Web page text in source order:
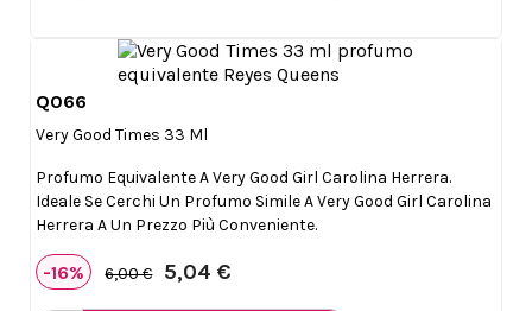
Q066
Very Good Times 33 Ml
Profumo Equivalente A Very Good Girl Carolina Herrera.
Ideale Se Cerchi Un Profumo Simile A Very Good Girl Carolina
Herrera A Un Prezzo Più Conveniente.
-16% 6,00 € 5,04 €